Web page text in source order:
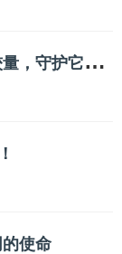
实
拍野生牦牛巅峰对决，野性力量的较量，守护它们的自然战场
使命